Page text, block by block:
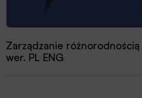
Zarządzanie
wer. PL ENG